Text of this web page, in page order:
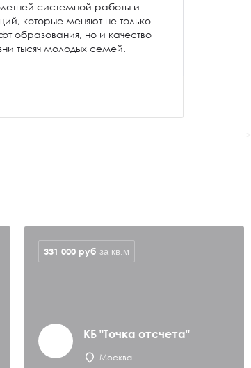
системной работы и
которые меняют не только
образования, но и качество
тысяч молодых семей.
КБ "Точка отсчета"
Москва
331 000 руб за кв.м